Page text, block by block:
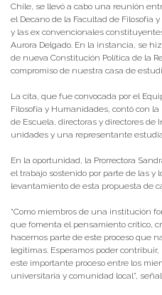
Chile, se llevó a cabo una reunión
el Decano de la Facultad de Filosofía
y las ex convencionales
Aurora Delgado. En la instancia, se
de nueva Constitución Política de la
compromiso de nuestra casa de
La cita, que fue convocada por el
Filosofía y Humanidades, contó con
de Escuela, directoras y directores de
unidades y una representante
En la oportunidad, la Prorrectora
el trabajo sostenido por parte de las y
levantamiento de esta propuesta de
“Como miembros de una institución
que fomenta el pensamiento crítico,
hacernos parte de este proceso que
legitimas. Esperamos poder
este importante proceso entre los
universitaria y comunidad local”,